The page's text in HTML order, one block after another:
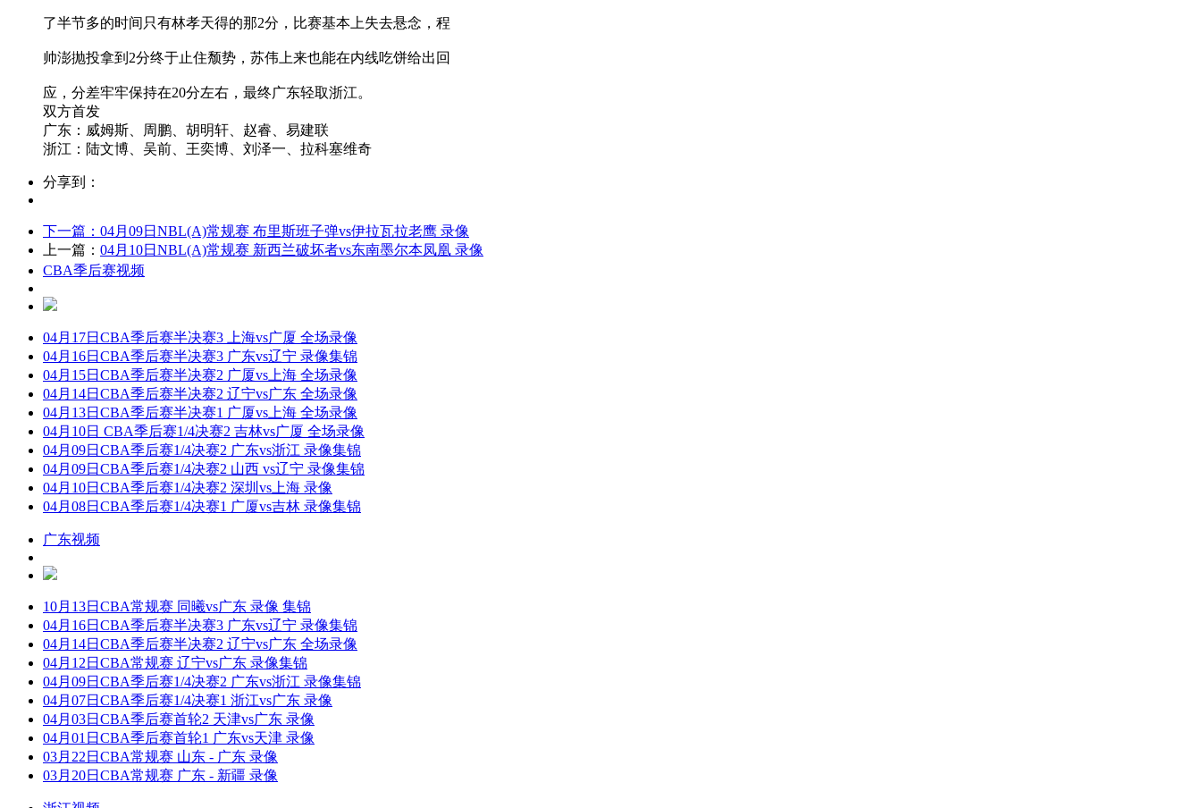
了半节多的时间只有林孝天得的那2分，比赛基本上失去悬念，程
帅澎抛投拿到2分终于止住颓势，苏伟上来也能在内线吃饼给出回
应，分差牢牢保持在20分左右，最终广东轻取浙江。
双方首发
广东：威姆斯、周鹏、胡明轩、赵睿、易建联
浙江：陆文博、吴前、王奕博、刘泽一、拉科塞维奇
分享到：
下一篇： 04月09日NBL(A)常规赛 布里斯班子弹vs伊拉瓦拉老鹰 录像
上一篇： 04月10日NBL(A)常规赛 新西兰破坏者vs东南墨尔本凤凰 录像
CBA季后赛视频
04月17日CBA季后赛半决赛3 上海vs广厦 全场录像
04月16日CBA季后赛半决赛3 广东vs辽宁 录像集锦
04月15日CBA季后赛半决赛2 广厦vs上海 全场录像
04月14日CBA季后赛半决赛2 辽宁vs广东 全场录像
04月13日CBA季后赛半决赛1 广厦vs上海 全场录像
04月10日 CBA季后赛1/4决赛2 吉林vs广厦 全场录像
04月09日CBA季后赛1/4决赛2 广东vs浙江 录像集锦
04月09日CBA季后赛1/4决赛2 山西 vs辽宁 录像集锦
04月10日CBA季后赛1/4决赛2 深圳vs上海 录像
04月08日CBA季后赛1/4决赛1 广厦vs吉林 录像集锦
广东视频
10月13日CBA常规赛 同曦vs广东 录像 集锦
04月16日CBA季后赛半决赛3 广东vs辽宁 录像集锦
04月14日CBA季后赛半决赛2 辽宁vs广东 全场录像
04月12日CBA常规赛 辽宁vs广东 录像集锦
04月09日CBA季后赛1/4决赛2 广东vs浙江 录像集锦
04月07日CBA季后赛1/4决赛1 浙江vs广东 录像
04月03日CBA季后赛首轮2 天津vs广东 录像
04月01日CBA季后赛首轮1 广东vs天津 录像
03月22日CBA常规赛 山东 - 广东 录像
03月20日CBA常规赛 广东 - 新疆 录像